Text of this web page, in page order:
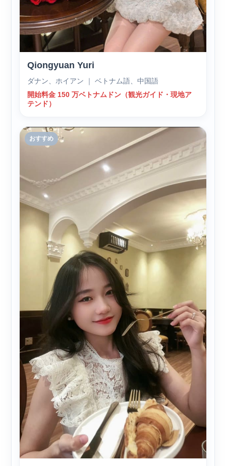
Qiongyuan Yuri
ダナン、ホイアン ｜ ベトナム語、中国語
開始料金 150 万ベトナムドン（観光ガイド・現地ア
テンド）
おすすめ